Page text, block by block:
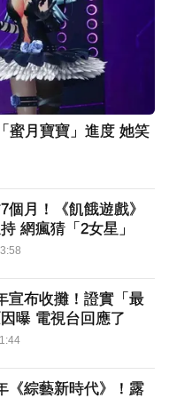
蜜月寶寶」進度 她笑
個月！《飢餓遊戲》
網瘋猜「2女星」
宣布收攤！證實「最
曝 電視台回應了
《綜藝新時代》！露